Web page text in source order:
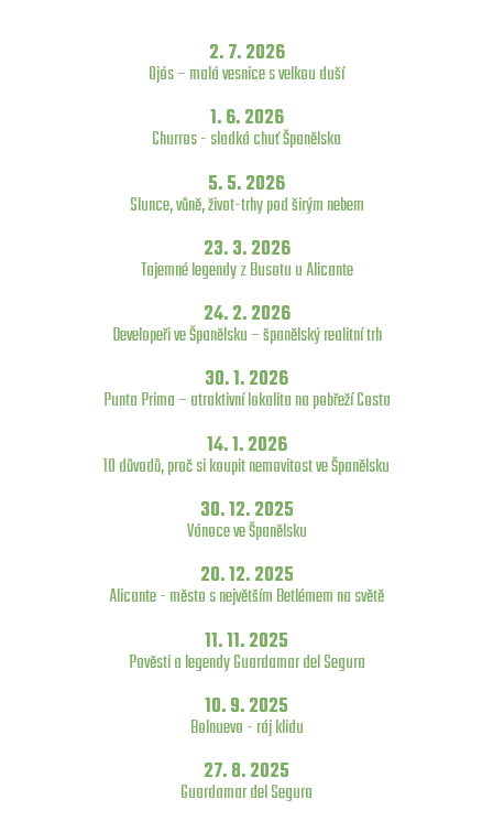
2. 7. 2026
Ojós – malá vesnice s velkou duší
1. 6. 2026
Churros - sladká chuť Španělska
5. 5. 2026
Slunce, vůně, život-trhy pod širým nebem
23. 3. 2026
Tajemné legendy z Busotu u Alicante
24. 2. 2026
Developeři ve Španělsku – španělský realitní trh
30. 1. 2026
Punta Prima – atraktivní lokalita na pobřeží Costa
14. 1. 2026
10 důvodů, proč si koupit nemovitost ve Španělsku
30. 12. 2025
Vánoce ve Španělsku
20. 12. 2025
Alicante - město s největším Betlémem na světě
11. 11. 2025
Pověsti a legendy Guardamar del Segura
10. 9. 2025
Bolnuevo - ráj klidu
27. 8. 2025
Guardamar del Segura